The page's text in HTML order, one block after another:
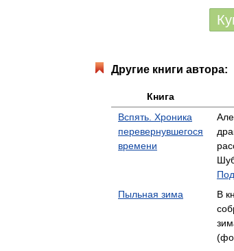
Другие книги автора:
Книга
Вспять. Хроника
перевернувшегося
времени
Пыльная зима
В